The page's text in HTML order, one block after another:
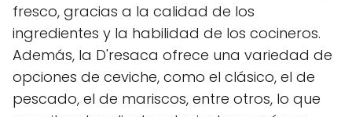
fresco, gracias a la calidad de los
ingredientes y la habilidad de los cocineros.
Además, la D'resaca ofrece una variedad de
opciones de ceviche, como el clásico, el de
pescado, el de mariscos, entre otros, lo que